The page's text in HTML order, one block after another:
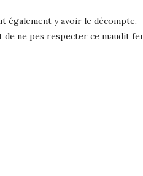
également y avoir le décompte.
ne pes respecter ce maudit